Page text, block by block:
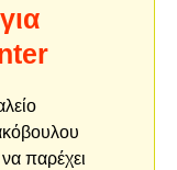
παρέχει